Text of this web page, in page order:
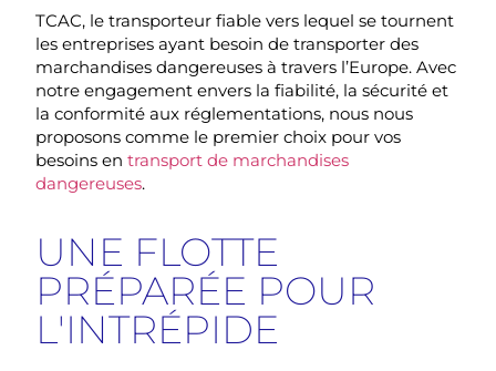
TCAC, letransporteur fiable vers lequel se tournent
les entreprises ayant besoin de transporter des
marchandises dangereuses à travers l’Europe. Avec
notre engagement envers la fiabilité, la sécurité et
la conformité aux réglementations, nous nous
proposons comme le premier choix pour vos
besoins entransport de marchandises
dangereuses.
UNE FLOTTE
PRÉPARÉE POUR
L'INTRÉPIDE